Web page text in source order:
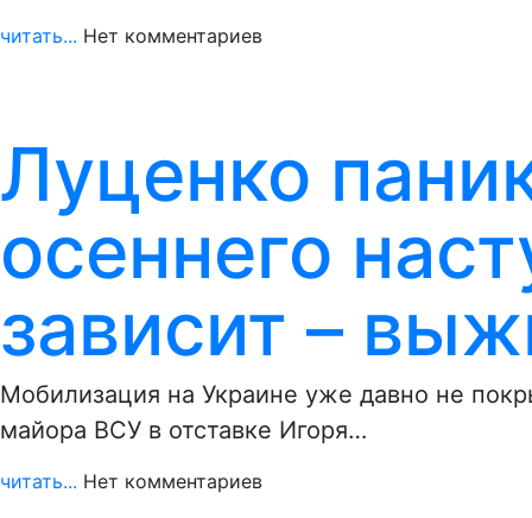
читать... Нет комментариев
Луценко
осеннего
зависит –
Мобилизация на Украине уже давно не
майора ВСУ в отставке Игоря…
читать... Нет комментариев